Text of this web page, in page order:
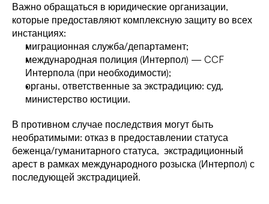
Важно обращаться в юридические организации,
которые предоставляют комплексную защиту во всех
инстанциях:
миграционная служба/департамент;
международная полиция (Интерпол) — CCF
Интерпола (при необходимости);
органы, ответственные за экстрадицию: суд,
министерство юстиции.
В противном случае последствия могут быть
необратимыми: отказ в предоставлении статуса
беженца/гуманитарного статуса,  экстрадиционный
арест в рамках международного розыска (Интерпол) с
последующей экстрадицией.